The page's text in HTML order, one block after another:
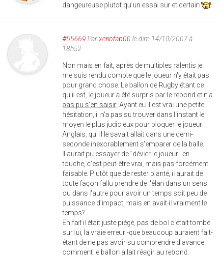
dangeureuse plutot qu'un essai sur et certain
#55669 Parxenofab00 le dim 14/10/2007 à
18h52
Non mais en fait, après de multiples ralentis je
me suis rendu compte que le joueur n'y était pas
pour grand chose. Le ballon de Rugby étant ce
qu'il est, le joueur a été surpris par le rebond et n'a
pas pu s'en saisir .Ayant eu il est vrai une petite
hésitation, il n'a pas su trouver dans l'instant le
moyen le plus judicieux pour bloquer le joueur
Anglais, qui il le savait allait dans une demi-
seconde inexorablement s'emparer de la balle.
Il aurait pu essayer de "dévier le joueur" en
touche, c'est peut-être vrai, mais pas forcément
faisable. Plutôt que de rester planté, il aurait de
toute façon fallu prendre de l'élan dans un sens
ou dans l'autre pour avoir un temps soit peu de
puissance d'impact, mais en avait-il vraiment le
temps?
En fait il était juste piégé, pas de bol c'était tombé
sur lui, la vraie erreur -que beaucoup auraient fait-
étant de ne pas avoir su comprendre d'avance
comment le ballon allait réagir au rebond.